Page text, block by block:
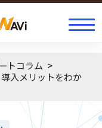
トコラム
入メリットをわか